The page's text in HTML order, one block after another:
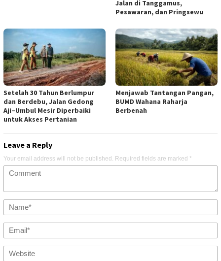
Jalan di Tanggamus,
Pesawaran, dan Pringsewu
Setelah 30 Tahun Berlumpur
dan Berdebu, Jalan Gedong
Aji–Umbul Mesir Diperbaiki
untuk Akses Pertanian
Menjawab Tantangan Pangan,
BUMD Wahana Raharja
Berbenah
Leave a Reply
Your email address will not be published. Required fields are marked *